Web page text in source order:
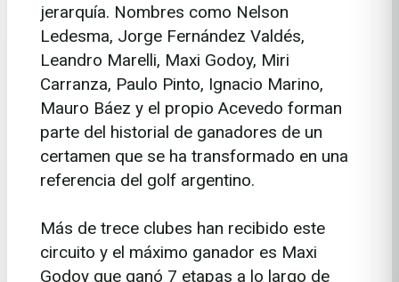
jerarquía. Nombres como Nelson
Ledesma, Jorge Fernández Valdés,
Leandro Marelli, Maxi Godoy, Miri
Carranza, Paulo Pinto, Ignacio Marino,
Mauro Báez y el propio Acevedo forman
parte del historial de ganadores de un
certamen que se ha transformado en una
referencia del golf argentino.
Más de trece clubes han recibido este
circuito y el máximo ganador es Maxi
Godoy que ganó 7 etapas a lo largo de